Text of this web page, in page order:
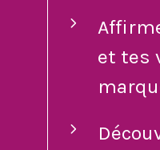
et tes